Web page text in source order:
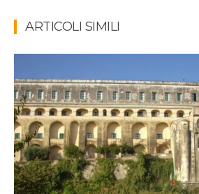
ARTICOLI SIMILI